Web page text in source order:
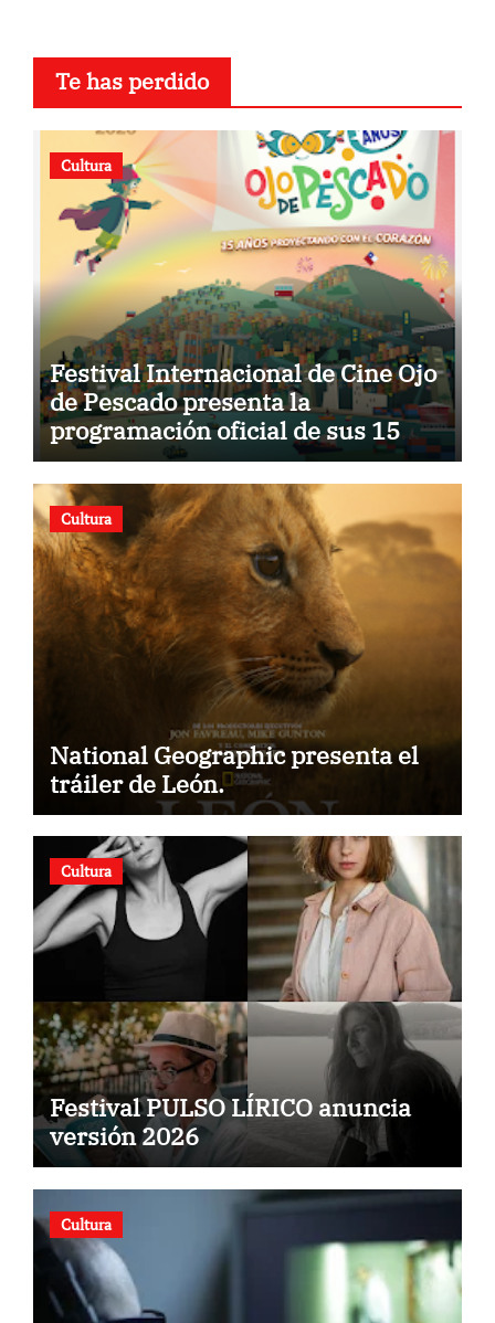
Te has perdido
Cultura
Festival Internacional de Cine Ojo
de Pescado presenta la
programación oficial de sus 15
años
Cultura
National Geographic presenta el
tráiler de León.
Cultura
Festival PULSO LÍRICO anuncia
versión 2026
Cultura